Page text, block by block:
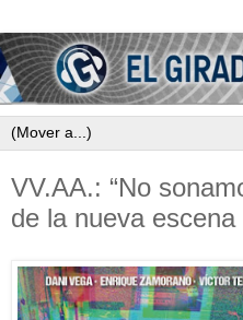
VV.AA.: “No
de la nueva escena